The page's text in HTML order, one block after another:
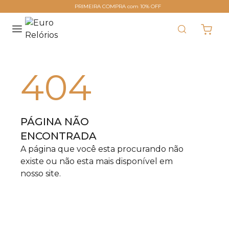
PRIMEIRA COMPRA com 10% OFF
404
PÁGINA NÃO
ENCONTRADA
A página que você esta procurando não
existe ou não esta mais disponível em
nosso site.